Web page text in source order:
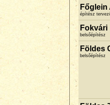
Főglein
építész
Fokvári
belsőépítész
Földes
belsőépítész